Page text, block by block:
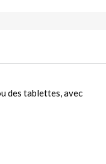
des tablettes, avec